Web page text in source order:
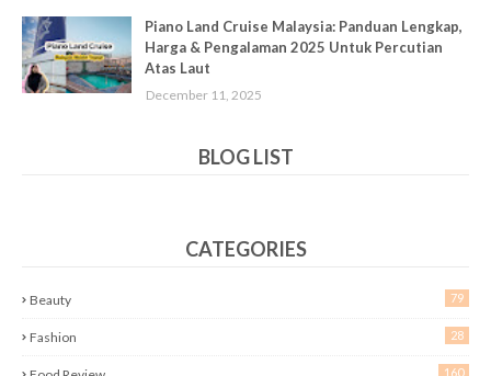
Piano Land Cruise Malaysia: Panduan Lengkap,
Harga & Pengalaman 2025 Untuk Percutian
Atas Laut
December 11, 2025
BLOG LIST
CATEGORIES
Beauty 79
Fashion 28
160